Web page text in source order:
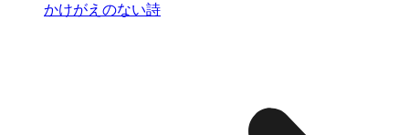
かけがえのない詩